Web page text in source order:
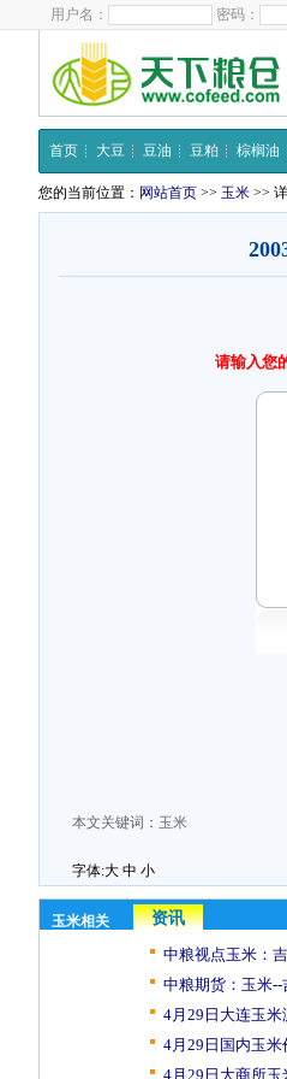
用户名： 密码：
首页 大豆 豆油 豆粕 棕榈油
您的当前位置： 网站首页 >> 玉米 >>
请输入您
本文关键词： 玉米
字体:大 中 小
玉米相关
资讯
中粮视点玉米：
中粮期货：玉米
4月29日大连玉
4月29日国内玉
4月29日大商所玉